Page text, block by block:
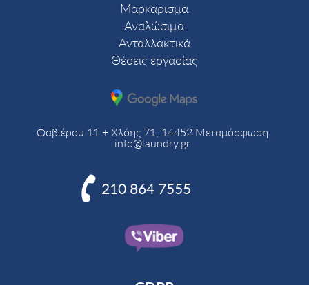
Μαρκάρισμα
Αναλώσιμα
Ανταλλακτικά
Θέσεις εργασίας
Φαβιέρου 11 + Χλόης 71, 14452 Μεταμόρφωση
info@laundry.gr
210 864 7555